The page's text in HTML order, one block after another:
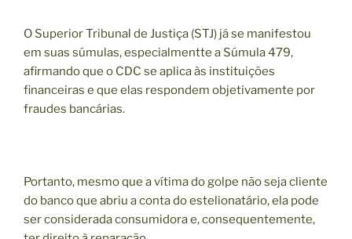
O Superior Tribunal de Justiça (STJ) já se manifestou
em suas súmulas, especialmentte a Súmula 479,
afirmando que o CDC se aplica às instituições
financeiras e que elas respondem objetivamente por
fraudes bancárias.
Portanto, mesmo que a vítima do golpe não seja cliente
do banco que abriu a conta do estelionatário, ela pode
ser considerada consumidora e, consequentemente,